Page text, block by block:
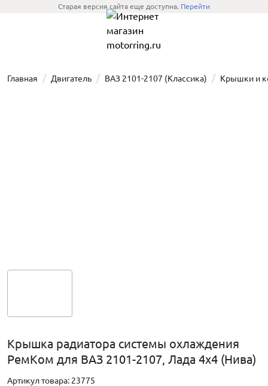
Старая версия сайта еще доступна. Перейти
Главная Двигатель ВАЗ 2101-2107 (Классика) Крышки и
Крышка радиатора системы охлаждения
РемКом для ВАЗ 2101-2107, Лада 4х4 (Нива)
Артикул товара: 23775